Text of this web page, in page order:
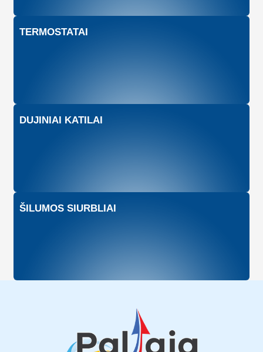
TERMOSTATAI
DUJINIAI KATILAI
ŠILUMOS SIURBLIAI